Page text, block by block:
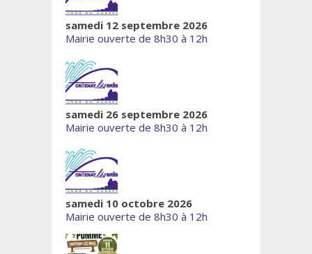
samedi 12 septembre 2026
Mairie ouverte de 8h30 à 12h
samedi 26 septembre 2026
Mairie ouverte de 8h30 à 12h
samedi 10 octobre 2026
Mairie ouverte de 8h30 à 12h